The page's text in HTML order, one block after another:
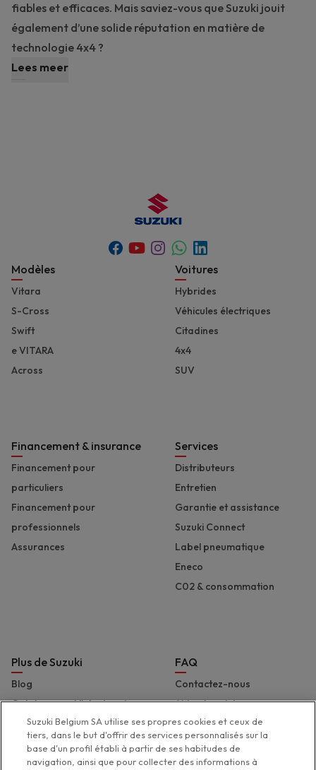
fiables et efficaces. Mais saviez-vous que Suzuki jouit
également d’une solide réputation en matière de
technologie 4x4 ?
Lees meer
Facebook
YoutubeInstagram
Whatsapp
Linkedin
Footer
Modèles
Vitara
S-Cross
Swift
e VITARA
Across
Voitures
Hybrides
Véhicules électriques
Citadines
4x4
SUV
Financement & insurance
Financement pour
particuliers
Financement pour
professionnels
Assurances
Services
Distributeurs
Entretien
Garantie et assistance
Suzuki Connect
Label pneumatique
Eneco
C02 & consommation
Plus de Suzuki
Blog
Catalogues et liste de prix
Presse
Suzuki Marine
Suzuki 2 Wheels
FAQ
Contactez-nous
Aide et assistance
Déclaration d'accessibilité
Suzuki Belgium SA utilise ses propres cookies et ceux de
tiers, dans le but d'offrir des services personnalisés sur la
base d'un profil établi à partir de ses habitudes de
navigation, ainsi que pour collecter des informations à